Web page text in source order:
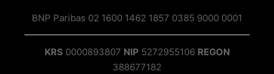
BNP Paribas 02 1600 1462 1857 0385 9000 0001
KRS 0000893807 NIP 5272955106 REGON
388677182